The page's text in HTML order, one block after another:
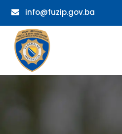
info@fuzip.gov.ba